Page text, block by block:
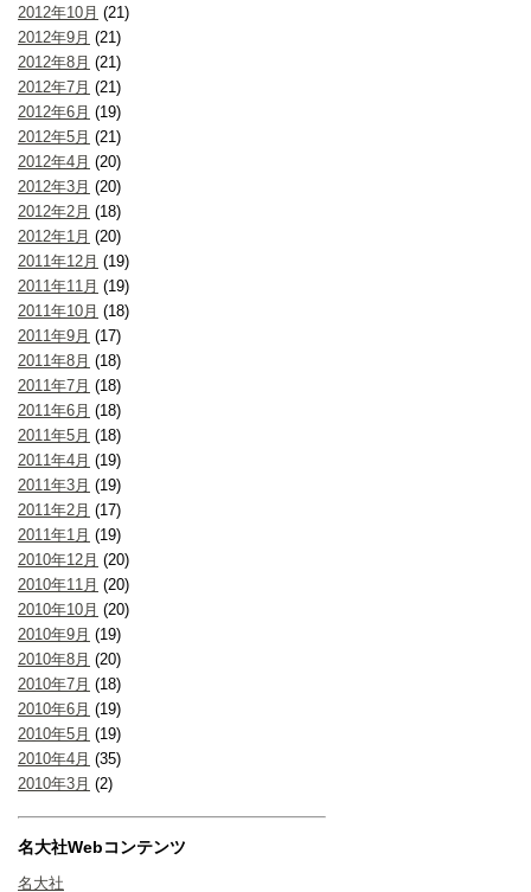
2012年10月 (21)
2012年9月 (21)
2012年8月 (21)
2012年7月 (21)
2012年6月 (19)
2012年5月 (21)
2012年4月 (20)
2012年3月 (20)
2012年2月 (18)
2012年1月 (20)
2011年12月 (19)
2011年11月 (19)
2011年10月 (18)
2011年9月 (17)
2011年8月 (18)
2011年7月 (18)
2011年6月 (18)
2011年5月 (18)
2011年4月 (19)
2011年3月 (19)
2011年2月 (17)
2011年1月 (19)
2010年12月 (20)
2010年11月 (20)
2010年10月 (20)
2010年9月 (19)
2010年8月 (20)
2010年7月 (18)
2010年6月 (19)
2010年5月 (19)
2010年4月 (35)
2010年3月 (2)
名大社Webコンテンツ
名大社